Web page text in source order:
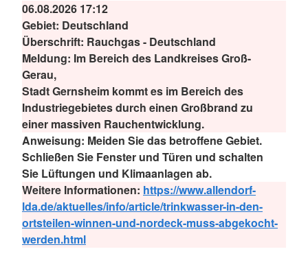
06.08.2026 17:12
Gebiet: Deutschland
Überschrift: Rauchgas - Deutschland
Meldung: Im Bereich des Landkreises Groß-
Gerau,
Stadt Gernsheim kommt es im Bereich des
Industriegebietes durch einen Großbrand zu
einer massiven Rauchentwicklung.
Anweisung: Meiden Sie das betroffene Gebiet.
Schließen Sie Fenster und Türen und schalten
Sie Lüftungen und Klimaanlagen ab.
Weitere Informationen: https://www.allendorf-
lda.de/aktuelles/info/article/trinkwasser-in-den-
ortsteilen-winnen-und-nordeck-muss-abgekocht-
werden.html